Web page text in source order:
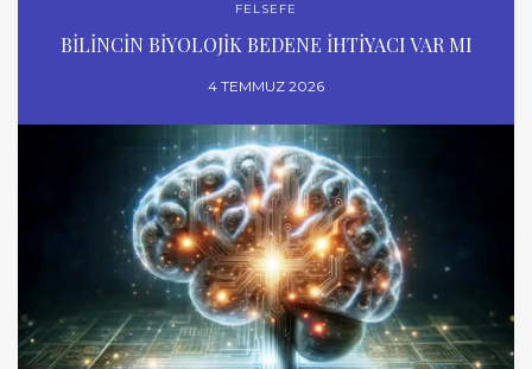
FELSEFE
BİLİNCİN BİYOLOJİK BEDENE İHTİYACI VAR MI
4 TEMMUZ 2026